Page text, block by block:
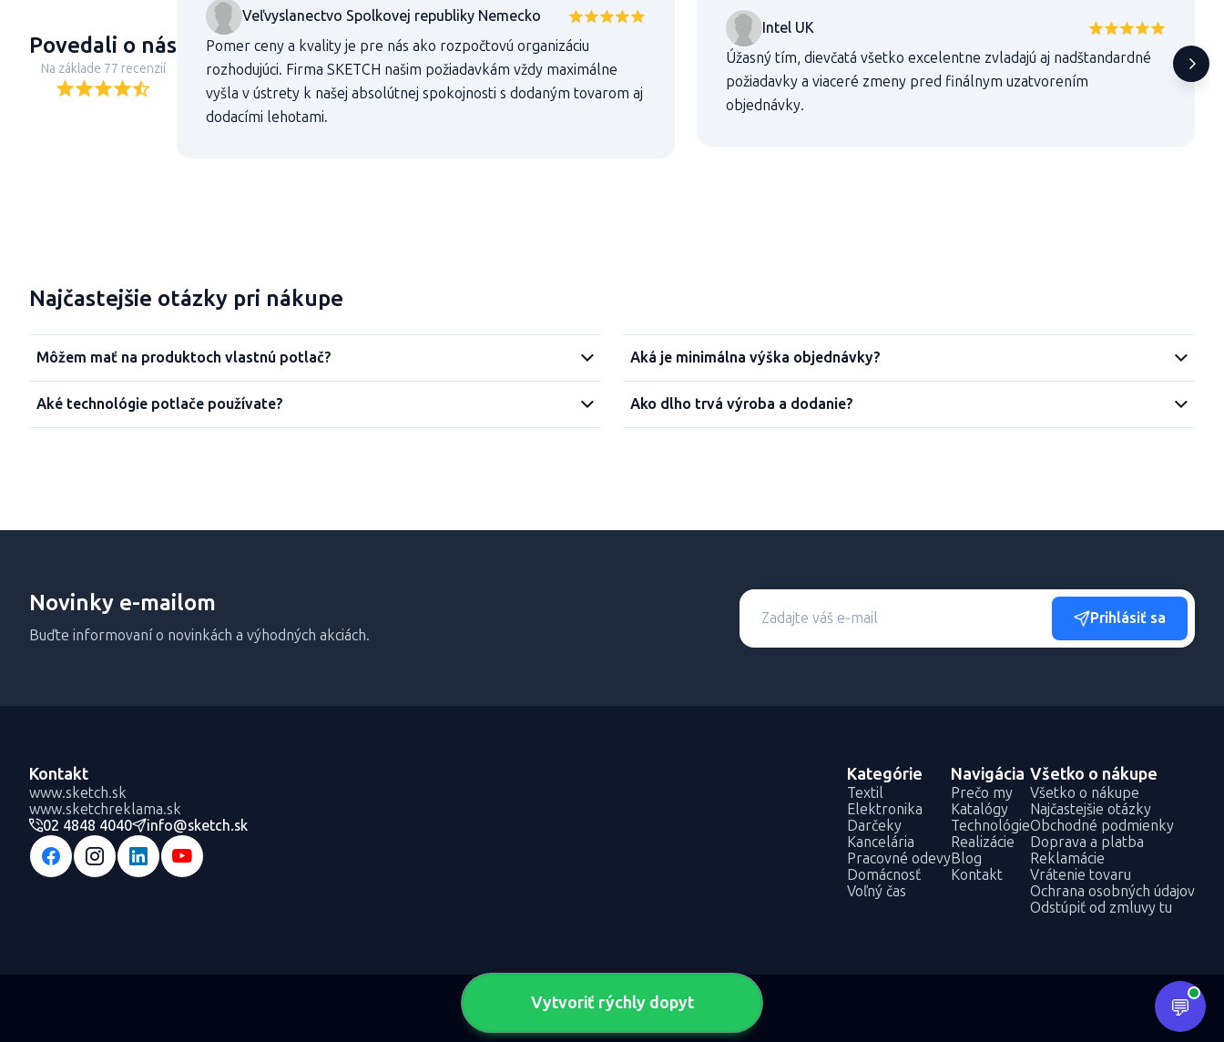
Vytvoriť rýchly dopyt
Povedali o nás
Na základe 77 recenzií
Veľvyslanectvo Spolkovej republiky Nemecko
Pomer ceny a kvality je pre nás ako rozpočtovú organizáciu
rozhodujúci. Firma SKETCH našim požiadavkám vždy maximálne
vyšla v ústrety k našej absolútnej spokojnosti s dodaným tovarom aj
dodacími lehotami.
Intel UK
Úžasný tím, dievčatá všetko excelentne zvladajú aj nadštandardné
požiadavky a viaceré zmeny pred finálnym uzatvorením
objednávky.
Najčastejšie otázky pri nákupe
Môžem mať na produktoch vlastnú potlač?
Aké technológie potlače používate?
Aká je minimálna výška objednávky?
Ako dlho trvá výroba a dodanie?
Novinky e-mailom
Buďte informovaní o novinkách a výhodných akciách.
Prihlásiť sa
Kontakt
www.sketch.sk
www.sketchreklama.sk
02 4848 4040
info@sketch.sk
Kategórie
Textil
Elektronika
Darčeky
Kancelária
Pracovné odevy
Domácnosť
Voľný čas
Navigácia
Prečo my
Katalógy
Technológie
Realizácie
Blog
Kontakt
Všetko o nákupe
Všetko o nákupe
Najčastejšie otázky
Obchodné podmienky
Doprava a platba
Reklamácie
Vrátenie tovaru
Ochrana osobných údajov
Odstúpiť od zmluvy tu